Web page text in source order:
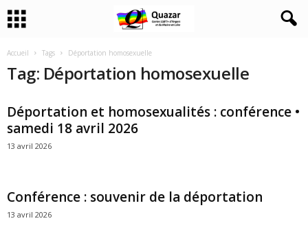
Accueil Tags Déportation homosexuelle
Tag: Déportation homosexuelle
Déportation et homosexualités : conférence •
samedi 18 avril 2026
13 avril 2026
Conférence : souvenir de la déportation
13 avril 2026